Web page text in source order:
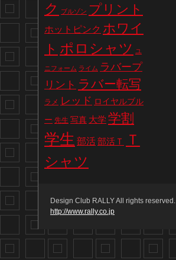
ク
ブルゾン プリント
ホットピンク ホワイ
ト ポロシャツ ユ
ニフォーム ライム ラバープ
リント ラバー転写
ラメ レッド ロイヤルブル
ー 先生 写真 大学 学割
学生 部活部活Ｔ
Ｔ
シャツ
Design Club RALLY All rights reserved.
http://www.rally.co.jp